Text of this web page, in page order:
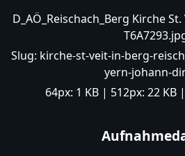
D_AÖ_Reischach_Berg Kirche
Slug: kirche-st-veit-in-berg-
yern-johann-
64px: 1 KB| 512px: 22 KB|